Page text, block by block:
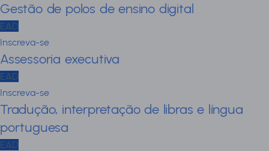
Gestão de polos de ensino digital
EAD
Inscreva-se
Assessoria executiva
EAD
Inscreva-se
Tradução, interpretação de libras e língua
portuguesa
EAD